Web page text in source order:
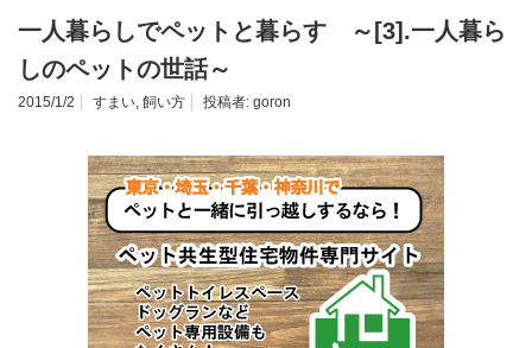
一人暮らしでペットと暮らす ～[3].一人暮ら
しのペットの世話～
2015/1/2 すまい, 飼い方 投稿者: goron